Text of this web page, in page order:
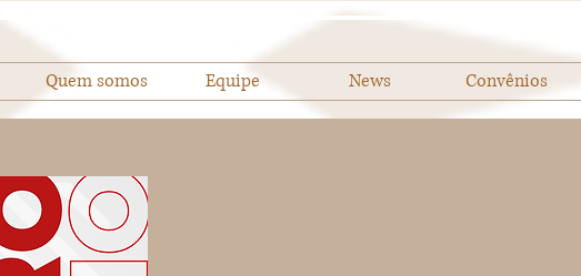
Quem somos Equipe News Convênios